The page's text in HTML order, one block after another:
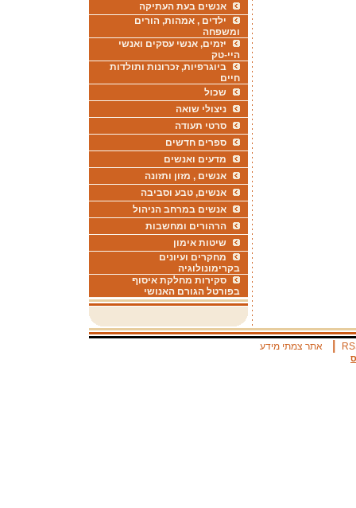
אנשים בעת העתיקה
ילדים , אמהות, הורים
ומשפחה
יזמים, אנשי עסקים ואנשי
היי-טק
ביוגרפיות, זכרונות ותולדות
חיים
שכול
ניצולי שואה
סרטי תעודה
ספרים חדשים
מדעים ואנשים
אנשים , מזון ותזונה
אנשים, טבע וסביבה
אנשים במרחב הניהול
הרהורים ומחשבות
שיטות אימון
מחקרים ועיונים
בקרימונולוגיה
סקירות מחלקת איסוף
בפורטל הגורם האנושי
אתר צמתי מידע